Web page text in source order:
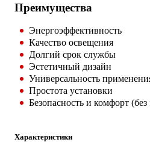
Преимущества
Энергоэффективность
Качество освещения
Долгий срок службы
Эстетичный дизайн
Универсальность
Простота установки
Безопасность и комфорт
Характеристики